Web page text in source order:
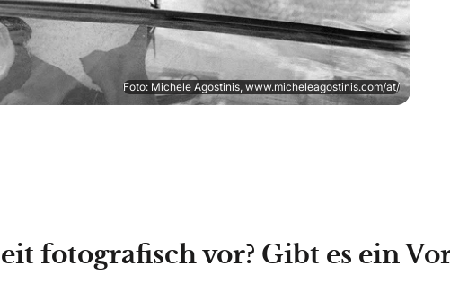
Foto: Michele Agostinis, www.micheleagostinis.com/at/
fotografisch vor? Gibt es ein